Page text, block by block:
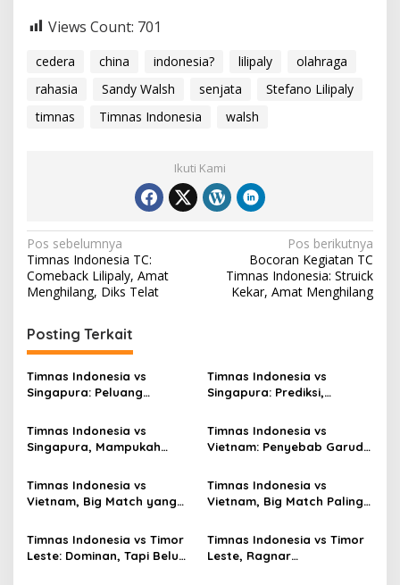
Views Count: 701
cedera china indonesia? lilipaly
olahraga
rahasia
Sandy Walsh senjata
Stefano Lilipaly
timnas
Timnas Indonesia walsh
Ikuti Kami
Navigasi
pos
Pos sebelumnya
Timnas Indonesia TC:
Comeback Lilipaly, Amat
Menghilang, Diks Telat
Pos berikutnya
Bocoran Kegiatan TC
Timnas Indonesia: Struick
Kekar, Amat Menghilang
Posting Terkait
Timnas Indonesia vs
Singapura: Peluang
Melayang
Timnas Indonesia vs
Singapura: Prediksi,
Timnas Indonesia vs
Singapura, Mampukah
Timnas Indonesia vs
Vietnam: Penyebab Garuda
Timnas Indonesia vs
Vietnam, Big Match yang
Timnas Indonesia vs
Vietnam, Big Match Paling
Timnas Indonesia vs Timor
Leste: Dominan, Tapi Belum
Timnas Indonesia vs Timor
Leste, Ragnar